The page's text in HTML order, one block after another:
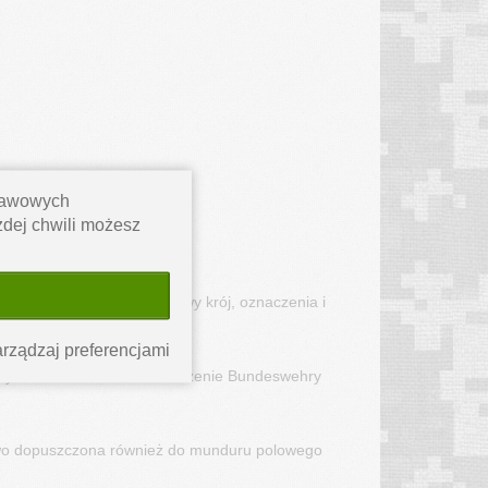
- zachowuje regulaminowy krój, oznaczenia i
to standardowe oznaczenie Bundeswehry
dopuszczona również do munduru polowego
chwili możesz
preferencjami